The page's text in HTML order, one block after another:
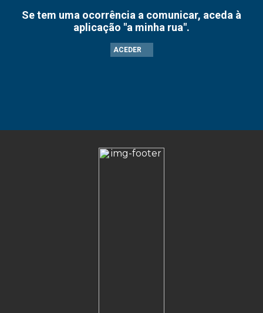
Se tem uma ocorrência a comunicar, aceda à
aplicação "a minha rua".
ACEDER